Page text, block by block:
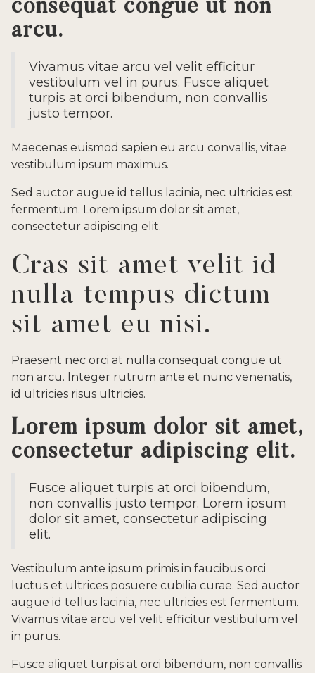
consequat congue ut non
arcu.
Vivamus vitae arcu vel velit efficitur
vestibulum vel in purus. Fusce aliquet
turpis at orci bibendum, non convallis
justo tempor.
Maecenas euismod sapien eu arcu convallis, vitae
vestibulum ipsum maximus.
Sed auctor augue id tellus lacinia, nec ultricies est
fermentum. Lorem ipsum dolor sit amet,
consectetur adipiscing elit.
Cras sit amet velit id
nulla tempus dictum
sit amet eu nisi.
Praesent nec orci at nulla consequat congue ut
non arcu. Integer rutrum ante et nunc venenatis,
id ultricies risus ultricies.
Lorem ipsum dolor sit amet,
consectetur adipiscing elit.
Fusce aliquet turpis at orci bibendum,
non convallis justo tempor. Lorem ipsum
dolor sit amet, consectetur adipiscing
elit.
Vestibulum ante ipsum primis in faucibus orci
luctus et ultrices posuere cubilia curae. Sed auctor
augue id tellus lacinia, nec ultricies est fermentum.
Vivamus vitae arcu vel velit efficitur vestibulum vel
in purus.
Fusce aliquet turpis at orci bibendum, non convallis